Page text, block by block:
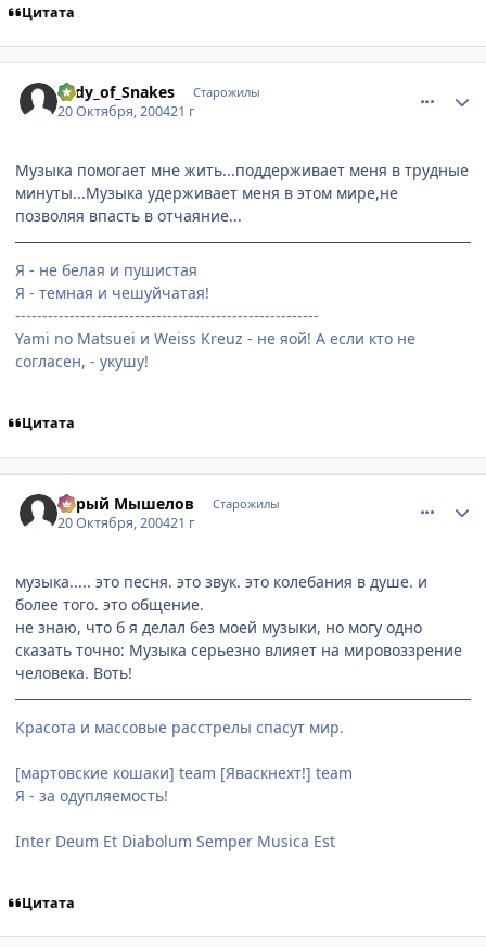
Цитата
Lady_of_Snakes Старожилы
20 Октября, 200421 г
Музыка помогает мне жить...поддерживает меня в трудные
минуты...Музыка удерживает меня в этом мире,не
позволяя впасть в отчаяние...
Я - не белая и пушистая
Я - темная и чешуйчатая!
--------------------------------------------------------
Yami no Matsuei и Weiss Kreuz - не яой! А если кто не
согласен, - укушу!
Цитата
Серый Мышелов Старожилы
20 Октября, 200421 г
музыка..... это песня. это звук. это колебания в душе. и
более того. это общение.
не знаю, что б я делал без моей музыки, но могу одно
сказать точно: Музыка серьезно влияет на мировоззрение
человека. Воть!
Красота и массовые расстрелы спасут мир.
[мартовские кошаки] team [Яваскнехт!] team
Я - за одупляемость!
Inter Deum Et Diabolum Semper Musica Est
Цитата